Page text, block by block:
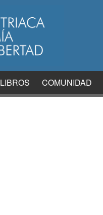
LIBROS COMUNIDAD